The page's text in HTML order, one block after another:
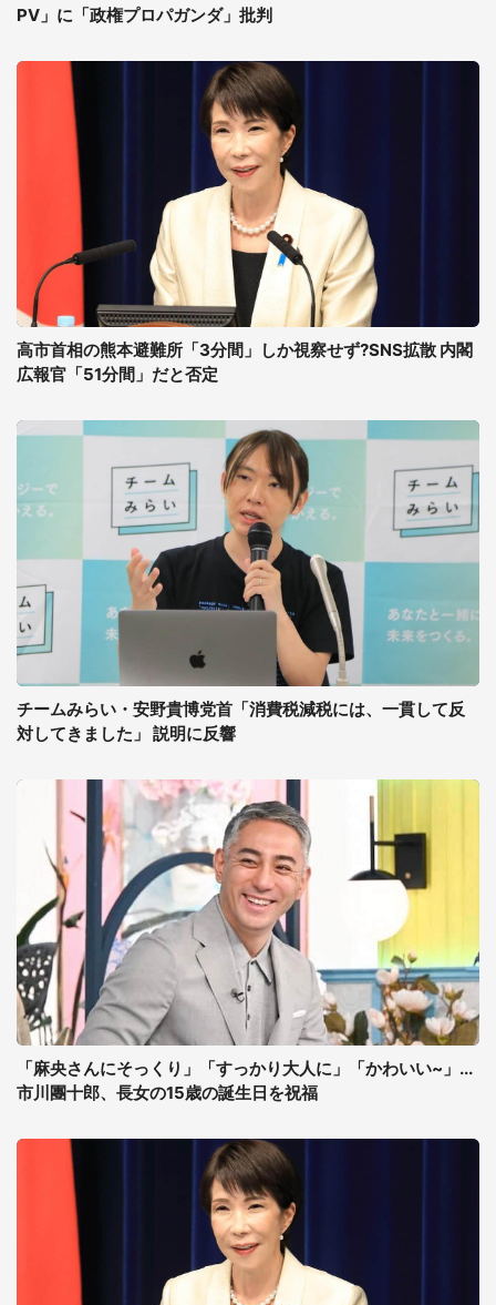
PV」に「政権プロパガンダ」批判
高市首相の熊本避難所「3分間」しか視察せず?SNS拡散 内閣
広報官「51分間」だと否定
チームみらい・安野貴博党首「消費税減税には、一貫して反
対してきました」 説明に反響
「麻央さんにそっくり」「すっかり大人に」「かわいい~」...
市川團十郎、長女の15歳の誕生日を祝福